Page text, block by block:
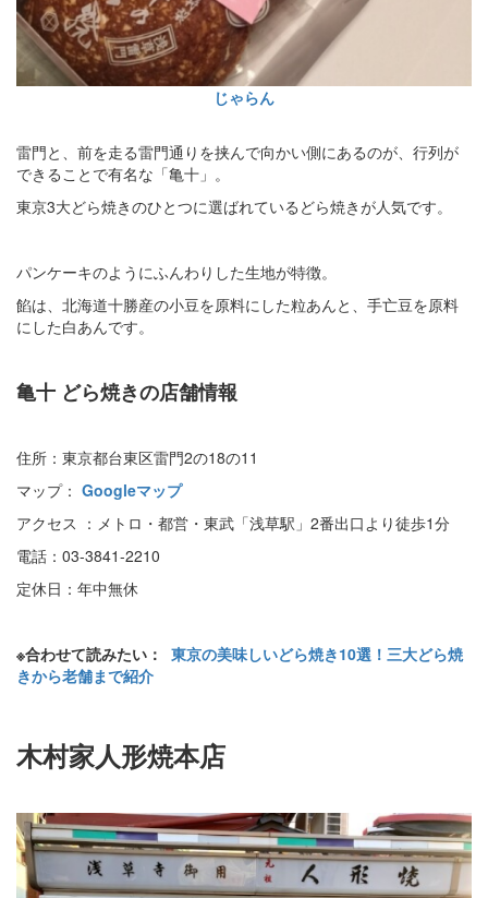
じゃらん
雷門と、前を走る雷門通りを挟んで向かい側にあるのが、行列が
できることで有名な「亀十」。
東京3大どら焼きのひとつに選ばれているどら焼きが人気です。
パンケーキのようにふんわりした生地が特徴。
餡は、北海道十勝産の小豆を原料にした粒あんと、手亡豆を原料
にした白あんです。
亀十 どら焼きの店舗情報
住所：東京都台東区雷門2の18の11
マップ： Googleマップ
アクセス ：メトロ・都営・東武「浅草駅」2番出口より徒歩1分
電話：03-3841-2210
定休日：年中無休
※合わせて読みたい： 東京の美味しいどら焼き10選！三大どら焼
きから老舗まで紹介
木村家人形焼本店